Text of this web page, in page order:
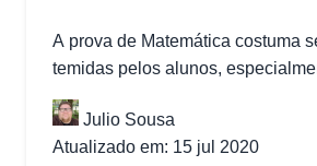
A prova de Matemática costuma
temidas pelos alunos,
cobra 45 questões da...
Julio Sousa
Atualizado em: 15 jul 2020